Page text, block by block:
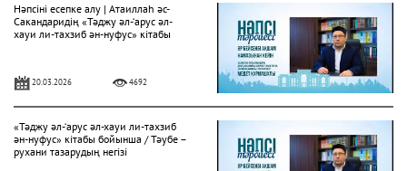
Нәпсіні есепке алу | Атаиллаһ әс-
Сакандаридің «Тәджу әл-‘арус әл-
хауи ли-тахзиб ән-нуфус» кітабы
20.03.2026 4692
«Тәджу әл-‘арус әл-хауи ли-тахзиб
ән-нуфус» кітабы бойынша / Тәубе –
рухани тазарудың негізі